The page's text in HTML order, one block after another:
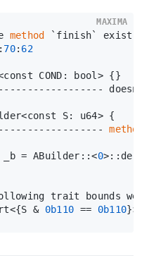
method `finish` exists
70: 62
COND: bool> {}
S: u64> {
method
_b = ABuilder::<0
trait bounds were
&
0b110 == 0b110}>:
MAXIMA